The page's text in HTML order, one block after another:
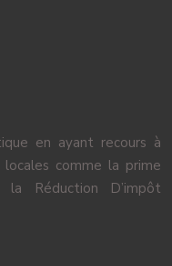
en ayant recours à
comme la prime
la Réduction D’impôt